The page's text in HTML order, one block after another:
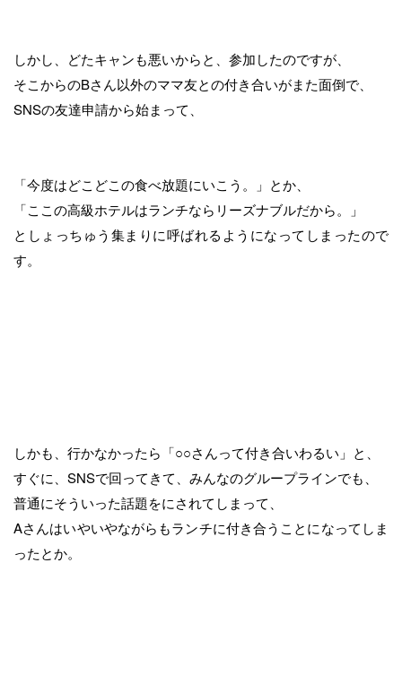
しかし、どたキャンも悪いからと、参加したのですが、
そこからのBさん以外のママ友との付き合いがまた面倒で、
SNSの友達申請から始まって、
「今度はどこどこの食べ放題にいこう。」とか、
「ここの高級ホテルはランチならリーズナブルだから。」
としょっちゅう集まりに呼ばれるようになってしまったので
す。
しかも、行かなかったら「○○さんって付き合いわるい」と、
すぐに、SNSで回ってきて、みんなのグループラインでも、
普通にそういった話題をにされてしまって、
Aさんはいやいやながらもランチに付き合うことになってしま
ったとか。